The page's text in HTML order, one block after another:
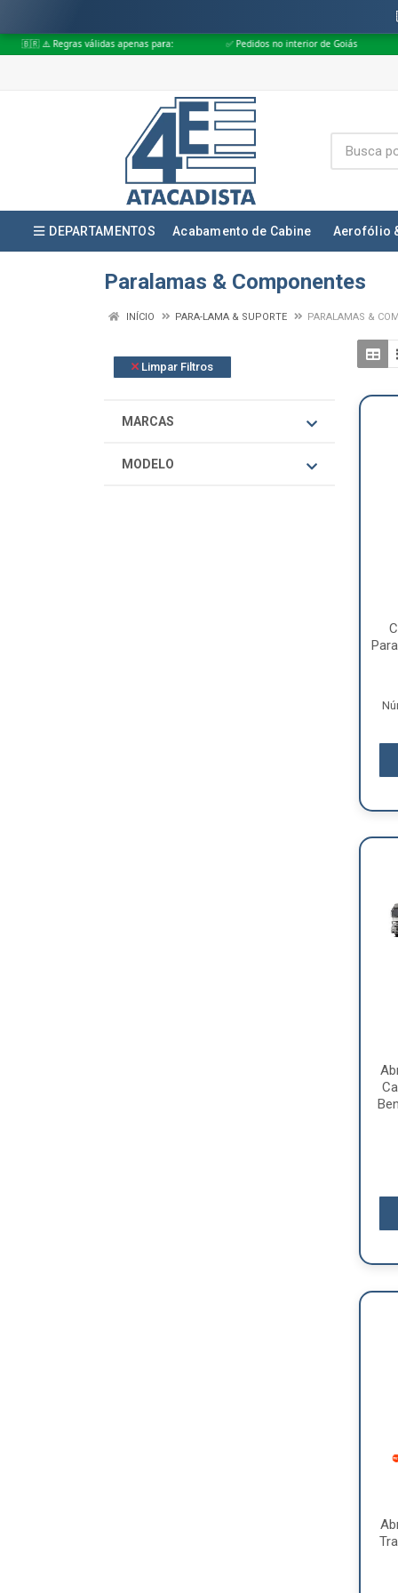
válidas apenas para: ✅ Pedidos no interior de Goiás ✅ Pedidos
DEPARTAMENTOS Acabamento de Cabine Aerofólio
Paralamas & Componentes
INÍCIO PARA-LAMA & SUPORTE PARALAMAS &
Limpar Filtros
MARCAS
MODELO